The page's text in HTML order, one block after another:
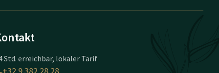
Std. erreichbar, lokaler Tarif